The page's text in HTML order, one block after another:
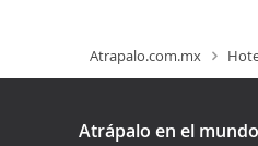
Atrapalo.com.mx
Atrápalo en el mundo